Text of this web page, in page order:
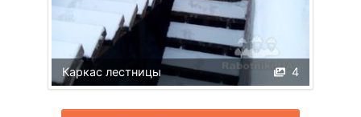
4
Каркас лестницы